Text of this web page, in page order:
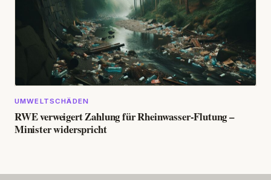
UMWELTSCHÄDEN
RWE verweigert Zahlung für Rheinwasser-Flutung –
Minister widerspricht